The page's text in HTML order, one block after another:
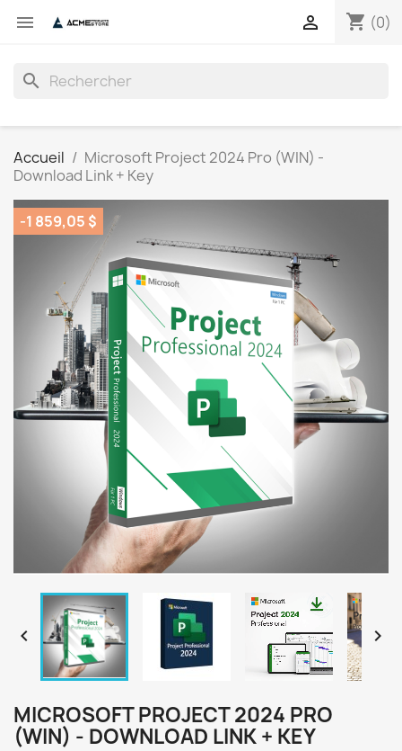
 shopping_cart (0)

search
Accueil
Microsoft Project 2024 Pro (WIN) -
Download Link + Key
-1 859,05 $
 
MICROSOFT PROJECT 2024 PRO
(WIN) - DOWNLOAD LINK + KEY